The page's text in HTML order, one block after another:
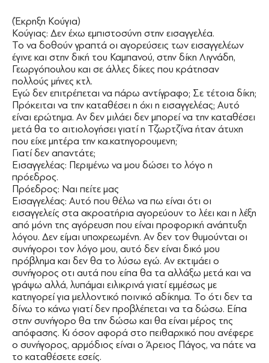
(Έκρηξη Κούγια)
Κούγιας: Δεν έχω εμπιστοσύνη στην εισαγγελέα.
Το να δοθούν γραπτά οι αγορεύσεις των εισαγγελέων
έγινε και στην δική του Καμπανού, στην δίκη Λιγνάδη,
Γεωργόπουλου και σε άλλες δίκες που κράτησαν
πολλούς μήνες κτλ.
Εγώ δεν επιτρέπεται να πάρω αντίγραφο; Σε τέτοια δίκη;
Πρόκειται να την καταθέσει η όχι η εισαγγελέας; Αυτό
είναι ερώτημα. Αν δεν μιλάει δεν μπορεί να την καταθέσει
μετά θα το αιτιολογήσει γιατί η Τζωρτζίνα ήταν άτυχη
που είχε μητέρα την κα.κατηγορουμενη;
Γιατί δεν απαντάτε;
Εισαγγελέας: Περιμένω να μου δώσει το λόγο η
πρόεδρος.
Πρόεδρος: Ναι πείτε μας
Εισαγγελέας: Αυτό που θέλω να πω είναι ότι οι
εισαγγελείς στα ακροατήρια αγορεύουν το λέει και η λέξη
από μόνη της αγόρευση που είναι προφορική ανάπτυξη
λόγου. Δεν είμαι υποχρεωμένη. Αν δεν τον θυμούνται οι
συνήγοροι τον λόγο μου, αυτό δεν είναι δικό μου
πρόβλημα και δεν θα το λύσω εγώ. Αν εκτιμάει ο
συνήγορος οτι αυτά που είπα θα τα αλλάξω μετά και να
γράψω αλλά, λυπάμαι ειλικρινά γιατί εμμέσως με
κατηγορεί για μελλοντικό ποινικό αδίκημα. Το ότι δεν τα
δίνω το κάνω γιατί δεν προβλέπεται να τα δώσω. Είπα
στην συνήγορο θα την δώσω και θα είναι μέρος της
απόφασης. Κι όσον αφορά στο πειθαρχικό που ανέφερε
ο συνήγορος, αρμόδιος είναι ο Άρειος Πάγος, να πάτε να
το καταθέσετε εσείς.